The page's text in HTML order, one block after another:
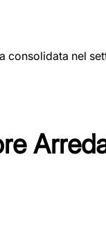
consolidata nel